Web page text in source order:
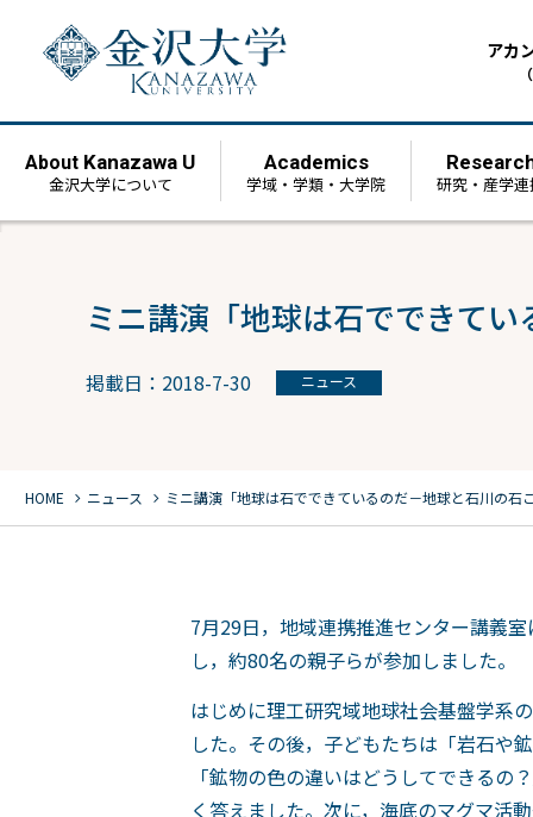
アカ
About Kanazawa U
金沢大学について
Academics
学域・学類・大学院 研究・産学連
ミニ講演「地球は石でできて
掲載日：2018-7-30 ニュース
HOME chevron_right ニュース chevron_right ミニ講演「地球は石でできているのだ－地球と石川の石
7月29日，地域連携推進センター講義
し，約80名の親子らが参加しました。
はじめに理工研究域地球社会基盤学系
した。その後，子どもたちは「岩石や
「鉱物の色の違いはどうしてできる
く答えました。次に，海底のマグマ活